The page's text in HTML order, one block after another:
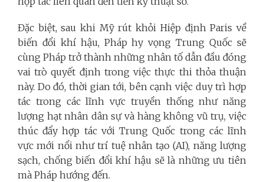
Đặc biệt, sau khi Mỹ rút khỏi Hiệp định Paris về
biến đổi khí hậu, Pháp hy vọng Trung Quốc sẽ
cùng Pháp trở thành những nhân tố dẫn đầu đóng
vai trò quyết định trong việc thực thi thỏa thuận
này. Do đó, thời gian tới, bên cạnh việc duy trì hợp
tác trong các lĩnh vực truyền thống như năng
lượng hạt nhân dân sự và hàng không vũ trụ, việc
thúc đẩy hợp tác với Trung Quốc trong các lĩnh
vực mới nổi như trí tuệ nhân tạo (AI), năng lượng
sạch, chống biến đổi khí hậu sẽ là những ưu tiên
mà Pháp hướng đến.